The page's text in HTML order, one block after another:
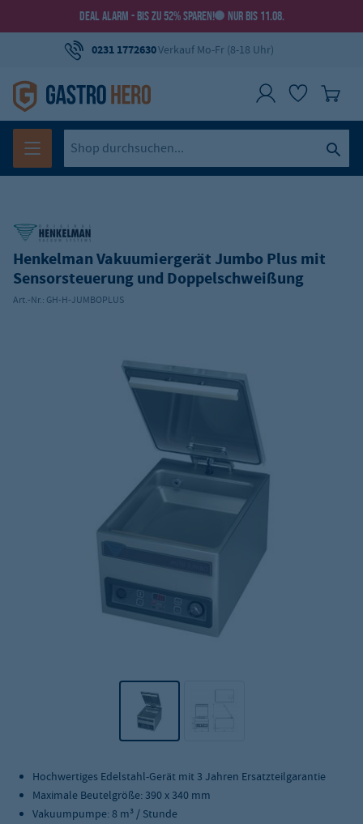
DEAL ALARM - BIS ZU 52% SPAREN! NUR BIS 11.08.
0231 1772630Verkauf Mo-Fr (8-18 Uhr)
Henkelman Vakuumiergerät Jumbo Plus mit
Sensorsteuerung und Doppelschweißung
Art.-Nr.: GH-H-JUMBOPLUS
Hochwertiges Edelstahl-Gerät mit 3 Jahren Ersatzteilgarantie
Maximale Beutelgröße: 390 x 340 mm
Vakuumpumpe: 8 m³ / Stunde